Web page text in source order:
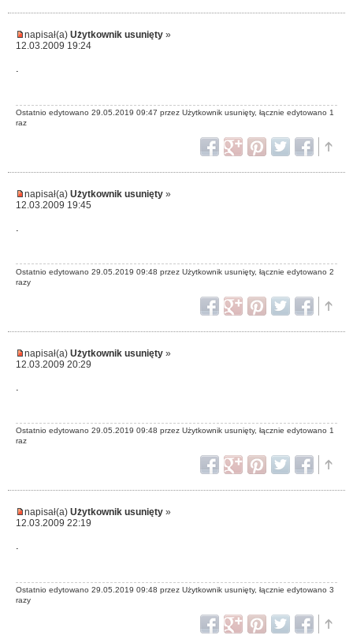
napisał(a) Użytkownik usunięty »
12.03.2009 19:24
.
Ostatnio edytowano 29.05.2019 09:47 przez Użytkownik usunięty, łącznie edytowano 1
raz
napisał(a) Użytkownik usunięty »
12.03.2009 19:45
Ostatnio edytowano 29.05.2019 09:48 przez Użytkownik usunięty, łącznie edytowano 2
razy
napisał(a) Użytkownik usunięty »
12.03.2009 20:29
Ostatnio edytowano 29.05.2019 09:48 przez Użytkownik usunięty, łącznie edytowano 1
raz
napisał(a) Użytkownik usunięty »
12.03.2009 22:19
.
Ostatnio edytowano 29.05.2019 09:48 przez Użytkownik usunięty, łącznie edytowano 3
razy